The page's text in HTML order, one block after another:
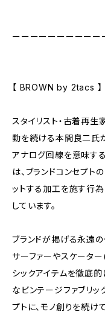
ーーーーーーーーーー
【 BROWN by 2tacs 】
スタイリスト・古着再生
動を続ける本間良二氏
アナログ回線を意味す
は、ブランドコンセプト
ットする加工を施す行
しています。
ブランドが掲げる永遠の
サーファーやスケータ
シックアイテムを徹底的
なビンテージファブリッ
プトに、モノ創りを続け